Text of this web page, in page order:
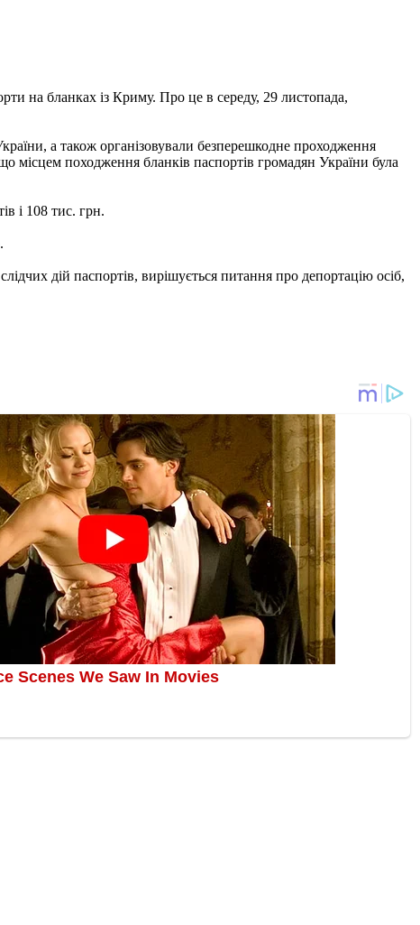
на бланках із Криму. Про це в середу, 29 листопада,
а також організовували безперешкодне проходження
місцем походження бланків паспортів громадян України була
і 108 тис. грн.
дій паспортів, вирішується питання про депортацію осіб,